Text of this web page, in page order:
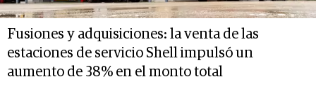
Fusiones y adquisiciones: la venta de las
estaciones de servicio Shell impulsó un
aumento de 38% en el monto total